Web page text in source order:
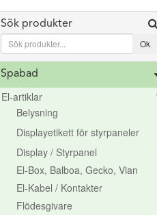
Sök produkter
Spabad
El-artiklar
Belysning
Displayetikett för styrpaneler
Display / Styrpanel
El-Box, Balboa, Gecko, Vian
El-Kabel / Kontakter
Flödesgivare